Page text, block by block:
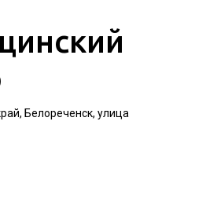
Белореченск, улица